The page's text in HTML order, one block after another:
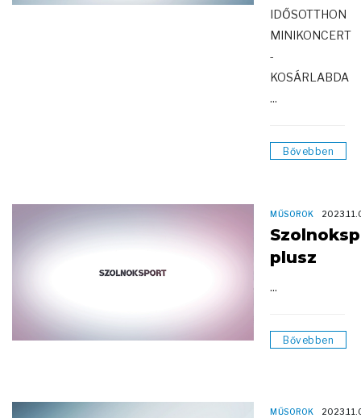
IDŐSOTTHON
MINIKONCERT
-
KOSÁRLABDA
...
Bővebben
MŰSOROK
plusz
...
Bővebben
MŰSOROK